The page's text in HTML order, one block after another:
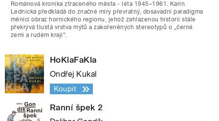
Románová kronika ztraceného města - léta 1945–1961. Karin
Lednická předkládá do značné míry převratný, dosavadní paradigma
měnící obraz hornického regionu, jehož zahlazenou historii stále
překrývá tlustá vrstva mýtů a zakořeněných stereotypů o „černé
zemi a rudém kraji“.
HoKlaFaKla
Ondřej Kukal
Koupit
Ranní špek 2